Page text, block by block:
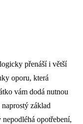
přenáší i větší
oporu, která
vám dodá nutnou
základ
opotřebení,